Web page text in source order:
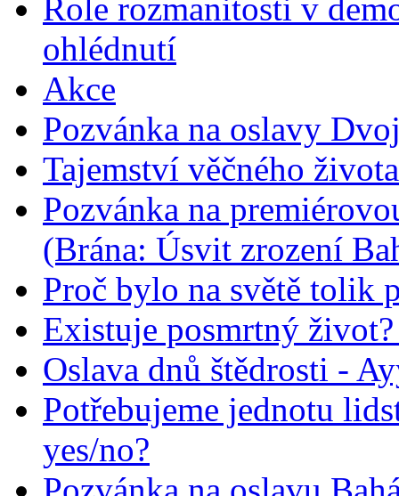
Role rozmanitosti v
ohlédnutí
Akce
Pozvánka na oslavy
Tajemství věčného života
Pozvánka na
(Brána: Úsvit zrození
Proč bylo na světě tolik
Existuje posmrtný
Oslava dnů štědrosti -
Potřebujeme jednotu
yes/no?